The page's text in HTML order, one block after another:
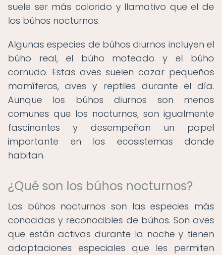
suele ser más colorido y llamativo que el de
los búhos nocturnos.
Algunas especies de búhos diurnos incluyen el
búho real, el búho moteado y el búho
cornudo. Estas aves suelen cazar pequeños
mamíferos, aves y reptiles durante el día.
Aunque los búhos diurnos son menos
comunes que los nocturnos, son igualmente
fascinantes y desempeñan un papel
importante en los ecosistemas donde
habitan.
¿Qué son los búhos nocturnos?
Los búhos nocturnos son las especies más
conocidas y reconocibles de búhos. Son aves
que están activas durante la noche y tienen
adaptaciones especiales que les permiten